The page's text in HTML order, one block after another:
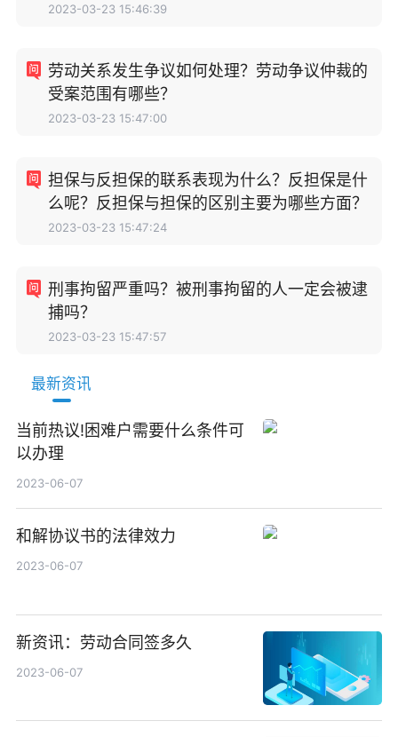
2023-03-23 15:46:39
劳动关系发生争议如何处理？劳动争议仲裁的
受案范围有哪些？
2023-03-23 15:47:00
担保与反担保的联系表现为什么？反担保是什
么呢？反担保与担保的区别主要为哪些方面？
2023-03-23 15:47:24
刑事拘留严重吗？被刑事拘留的人一定会被逮
捕吗？
2023-03-23 15:47:57
最新资讯
当前热议!困难户需要什么条件可
以办理
2023-06-07
和解协议书的法律效力
2023-06-07
新资讯：劳动合同签多久
2023-06-07